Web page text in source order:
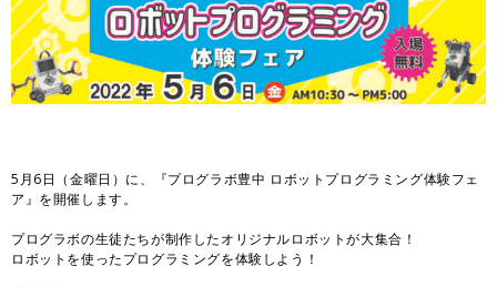
5月6日（金曜日）に、『プログラボ豊中 ロボットプログラミング体験フェ
ア』を開催します。
プログラボの生徒たちが制作したオリジナルロボットが大集合！
ロボットを使ったプログラミングを体験しよう！